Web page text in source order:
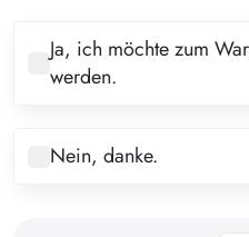
6
7
9
Ja, ich möchte zum
werden.
Nein, danke.